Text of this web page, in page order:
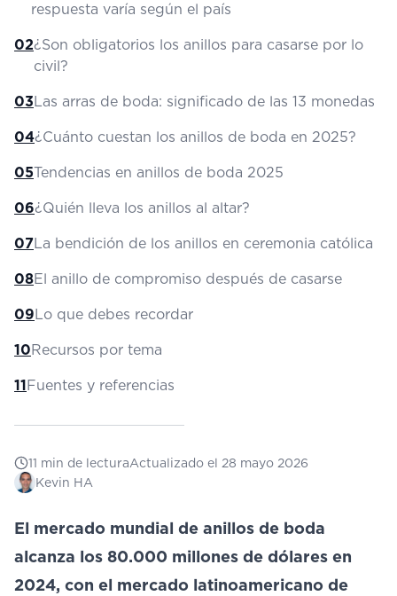
respuesta varía según el país
02¿Son obligatorios los anillos para casarse por lo
civil?
03Las arras de boda: significado de las 13 monedas
04¿Cuánto cuestan los anillos de boda en 2025?
05Tendencias en anillos de boda 2025
06¿Quién lleva los anillos al altar?
07La bendición de los anillos en ceremonia católica
08El anillo de compromiso después de casarse
09Lo que debes recordar
10Recursos por tema
11Fuentes y referencias
11 min de lecturaActualizado el 28 mayo 2026
Kevin HA
El mercado mundial de anillos de boda
alcanza los 80.000 millones de dólares en
2024, con el mercado latinoamericano de